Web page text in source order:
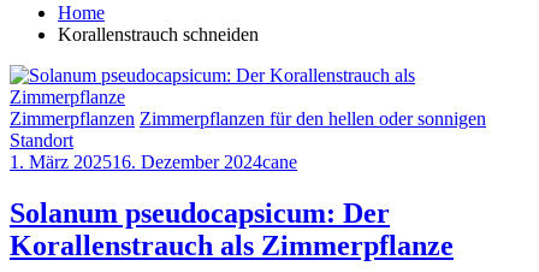
Home
Korallenstrauch schneiden
Zimmerpflanzen Zimmerpflanzen für den hellen oder sonnigen
Standort
1. März 202516. Dezember 2024cane
Solanum pseudocapsicum: Der
Korallenstrauch als Zimmerpflanze